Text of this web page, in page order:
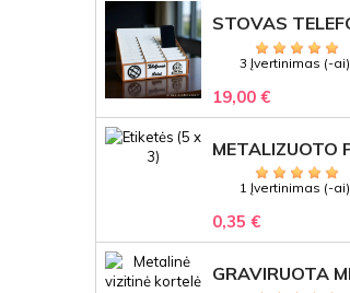
3 Įvertinimas (-ai)
19,00 €
1 Įvertinimas (-ai)
0,35 €